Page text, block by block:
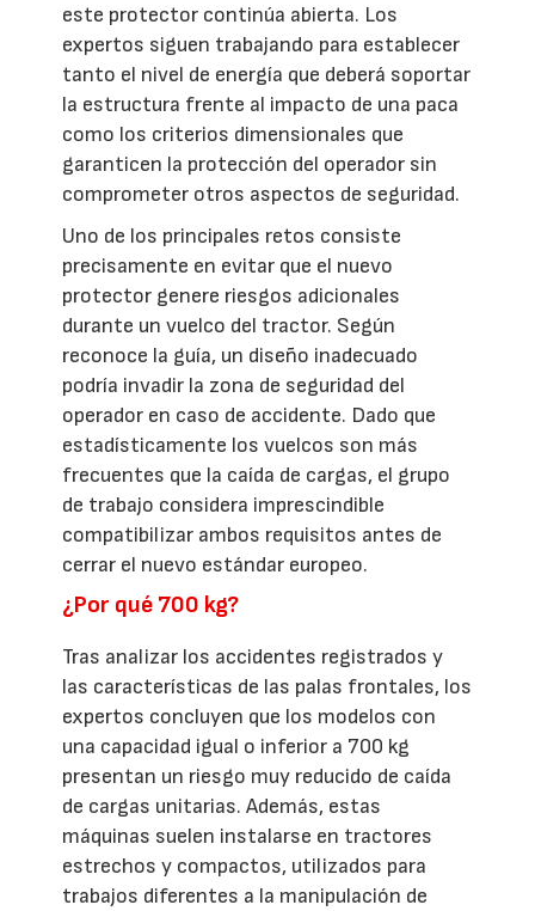
este protector continúa abierta. Los
expertos siguen trabajando para establecer
tanto el nivel de energía que deberá soportar
la estructura frente al impacto de una paca
como los criterios dimensionales que
garanticen la protección del operador sin
comprometer otros aspectos de seguridad.
Uno de los principales retos consiste
precisamente en evitar que el nuevo
protector genere riesgos adicionales
durante un vuelco del tractor. Según
reconoce la guía, un diseño inadecuado
podría invadir la zona de seguridad del
operador en caso de accidente. Dado que
estadísticamente los vuelcos son más
frecuentes que la caída de cargas, el grupo
de trabajo considera imprescindible
compatibilizar ambos requisitos antes de
cerrar el nuevo estándar europeo.
¿Por qué 700 kg?
Tras analizar los accidentes registrados y
las características de las palas frontales, los
expertos concluyen que los modelos con
una capacidad igual o inferior a 700 kg
presentan un riesgo muy reducido de caída
de cargas unitarias. Además, estas
máquinas suelen instalarse en tractores
estrechos y compactos, utilizados para
trabajos diferentes a la manipulación de